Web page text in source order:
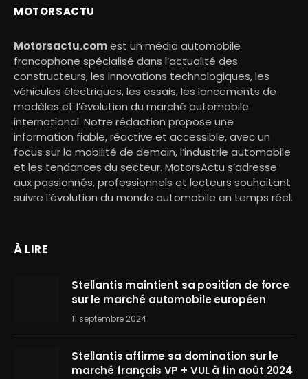
MOTORSACTU
Motorsactu.comest un média automobile
francophone spécialisé dans l’actualité des
constructeurs, les innovations technologiques, les
véhicules électriques, les essais, les lancements de
modèles et l’évolution du marché automobile
international. Notre rédaction propose une
information fiable, réactive et accessible, avec un
focus sur la mobilité de demain, l’industrie automobile
et les tendances du secteur. MotorsActu s’adresse
aux passionnés, professionnels et lecteurs souhaitant
suivre l’évolution du monde automobile en temps réel.
À LIRE
Stellantis maintient sa position de force
sur le marché automobile européen
11 septembre 2024
Stellantis affirme sa domination sur le
marché français VP + VUL à fin août 2024